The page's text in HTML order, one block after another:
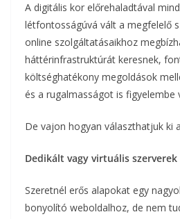
A digitális kor előrehaladtával
létfontosságúvá vált a megfelelő
online szolgáltatásaikhoz
háttérinfrastruktúrát keresnek,
költséghatékony megoldások
és a rugalmasságot is figyelembe
De vajon hogyan választhatjuk ki
Dedikált vagy virtuális szerverek
Szeretnél erős alapokat egy
bonyolító weboldalhoz, de nem